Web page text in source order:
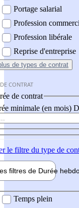
Portage salarial
Profession
Profession libérale
Reprise d'entreprise
de types de contrat
CONTRAT
de contrat
minimale (en mois)
le filtre du type de
filtres de Durée
Temps plein